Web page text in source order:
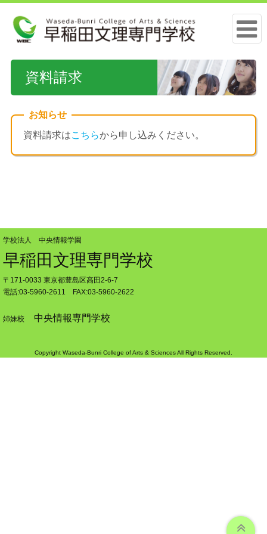
資料請求
お知らせ
資料請求はこちらから申し込みください。
学校法人 中央情報学園
早稲田文理専門学校
〒171-0033 東京都豊島区高田2-6-7
電話:03-5960-2611 FAX:03-5960-2622
姉妹校 中央情報専門学校
Copyright Waseda-Bunri College of Arts & Sciences All Rights Reserved.